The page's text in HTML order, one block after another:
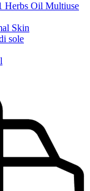
Oil Multiuse
Skin
sole